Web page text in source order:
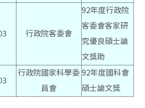
行政院客委會
92年度行政院
客委會客家研
究優良碩士論
文獎助
行政院國家科學委
員會
92年度國科會
碩士論文獎